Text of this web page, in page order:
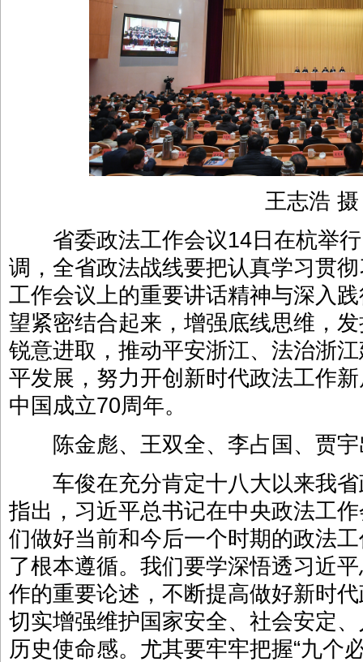
王志浩 摄
省委政法工作会议14日在杭举行
调，全省政法战线要把认真学习贯
工作会议上的重要讲话精神与深入
望紧密结合起来，增强底线思维，
锐意进取，推动平安浙江、法治浙
平发展，努力开创新时代政法工作
中国成立70周年。
陈金彪、王双全、李占国、贾宇
车俊在充分肯定十八大以来我省
指出，习近平总书记在中央政法工
们做好当前和今后一个时期的政法
了根本遵循。我们要学深悟透习近
作的重要论述，不断提高做好新时
切实增强维护国家安全、社会安定
历史使命感。尤其要牢牢把握“九个